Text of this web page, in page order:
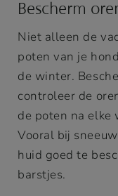
Bescherm
Niet alleen de
poten van je
de winter.
controleer de
de poten na elke
Vooral bij
huid goed te
barstjes.